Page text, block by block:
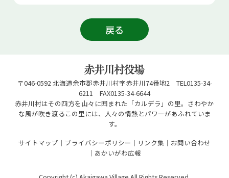
戻る
〒046-0592 北海道余市郡赤井川村字赤井川74番地2 TEL0135-34-
6211 FAX0135-34-6644
赤井川村はその四方を山々に囲まれた「カルデラ」の里。さわやか
な風が吹き渡るこの里には、人々の情熱とパワーがあふれていま
す。
サイトマップ
プライバシーポリシー リンク集
お問い合わせ
あかいがわ広報